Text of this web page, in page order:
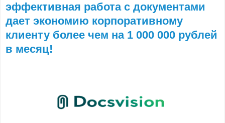
эффективная работа c документами
дает экономию корпоративному
клиенту более чем на 1 000 000 рублей
в месяц!